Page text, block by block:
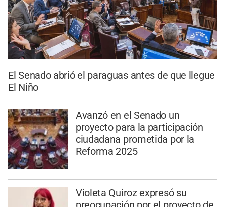
El Senado abrió el paraguas antes de que llegue
El Niño
Avanzó en el Senado un
proyecto para la participación
ciudadana prometida por la
Reforma 2025
Violeta Quiroz expresó su